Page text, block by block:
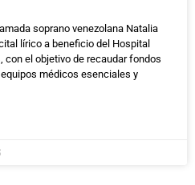
soprano venezolana Natalia
lírico a beneficio del Hospital
con el objetivo de recaudar fondos
médicos esenciales y